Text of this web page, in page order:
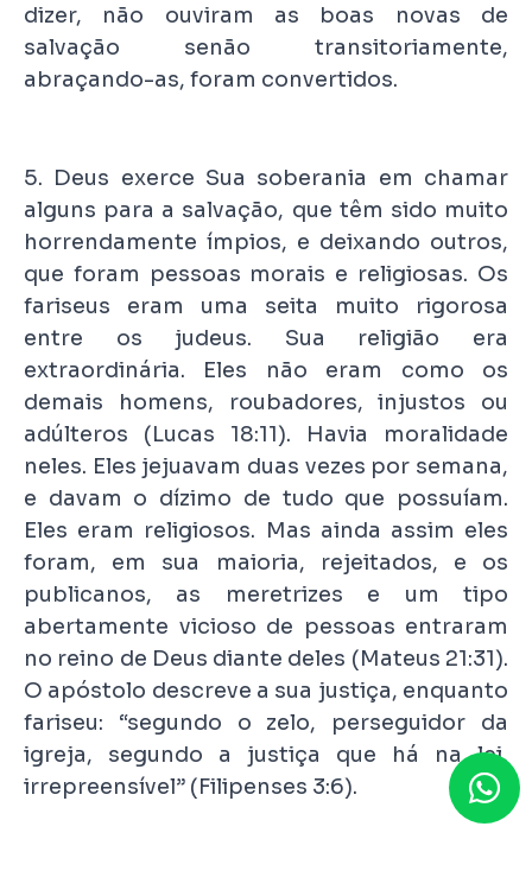
dizer, não ouviram as boas novas de
salvação senão transitoriamente,
abraçando-as, foram convertidos.
5. Deus exerce Sua soberania em chamar
alguns para a salvação, que têm sido muito
horrendamente ímpios, e deixando outros,
que foram pessoas morais e religiosas. Os
fariseus eram uma seita muito rigorosa
entre os judeus. Sua religião era
extraordinária. Eles não eram como os
demais homens, roubadores, injustos ou
adúlteros (Lucas 18:11). Havia moralidade
neles. Eles jejuavam duas vezes por semana,
e davam o dízimo de tudo que possuíam.
Eles eram religiosos. Mas ainda assim eles
foram, em sua maioria, rejeitados, e os
publicanos, as meretrizes e um tipo
abertamente vicioso de pessoas entraram
no reino de Deus diante deles (Mateus 21:31).
O apóstolo descreve a sua justiça, enquanto
fariseu: “segundo o zelo, perseguidor da
igreja, segundo a justiça que há na lei,
irrepreensível” (Filipenses 3:6).